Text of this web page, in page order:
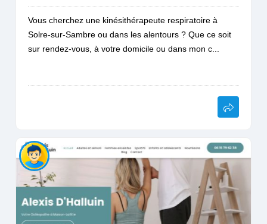
Vous cherchez une kinésithérapeute respiratoire à
Solre-sur-Sambre ou dans les alentours ? Que ce soit
sur rendez-vous, à votre domicile ou dans mon c...